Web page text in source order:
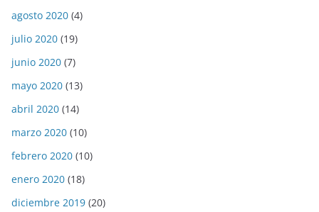
agosto 2020 (4)
julio 2020 (19)
junio 2020 (7)
mayo 2020 (13)
abril 2020 (14)
marzo 2020 (10)
febrero 2020 (10)
enero 2020 (18)
diciembre 2019 (20)